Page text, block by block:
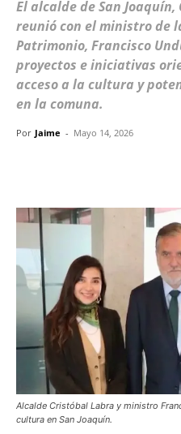
El alcalde de San
reunió con el ministro de
Patrimonio, Francisco
proyectos e iniciativas
acceso a la cultura y
en la comuna.
Por Jaime - Mayo 14, 2026
Alcalde Cristóbal Labra y ministro
cultura en San Joaquín.